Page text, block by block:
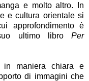
e molto altro. In
e cultura orientale si
approfondimento è
ultimo libro Per
in maniera chiara e
di immagini che